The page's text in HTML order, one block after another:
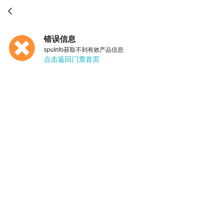

错误信息
spuInfo获取不到有效产品信息
点击返回门票首页